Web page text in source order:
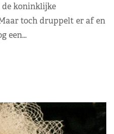
de koninklijke
toch druppelt er af en
een…